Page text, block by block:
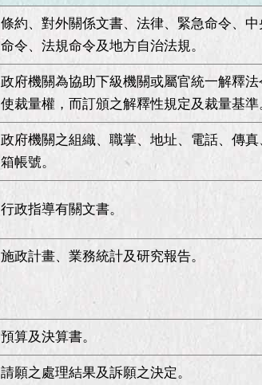
條約、對外關係文書、法律、緊急命令、
命令、法規命令及地方自治法規。
政府機關為協助下級機關或屬官統一解釋
使裁量權，而訂頒之解釋性規定及裁量基準
政府機關之組織、職掌、地址、電話、傳
箱帳號。
行政指導有關文書。
施政計畫、業務統計及研究報告。
預算及決算書。
請願之處理結果及訴願之決定。